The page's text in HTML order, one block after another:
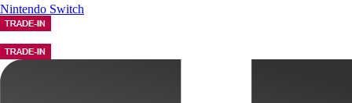
Nintendo Switch